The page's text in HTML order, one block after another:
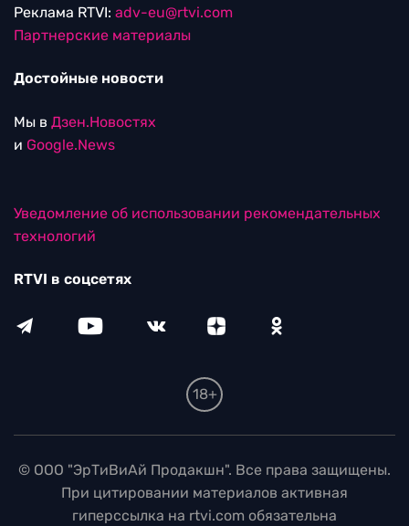
Реклама RTVI: adv-eu@rtvi.com
Партнерские материалы
Достойные новости
Мы в Дзен.Новостях
и Google.News
Уведомление об использовании рекомендательных
технологий
RTVI в соцсетях
18+
© ООО "ЭрТиВиАй Продакшн". Все права защищены.
При цитировании материалов активная
гиперссылка на rtvi.com обязательна